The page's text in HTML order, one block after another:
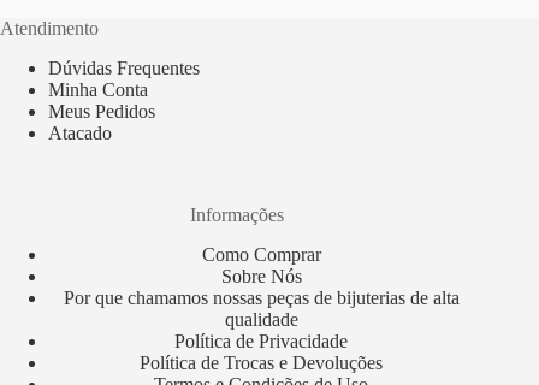
Atendimento
Dúvidas Frequentes
Minha Conta
Meus Pedidos
Atacado
Informações
Como Comprar
Sobre Nós
Por que chamamos nossas peças de bijuterias de alta
qualidade
Política de Privacidade
Política de Trocas e Devoluções